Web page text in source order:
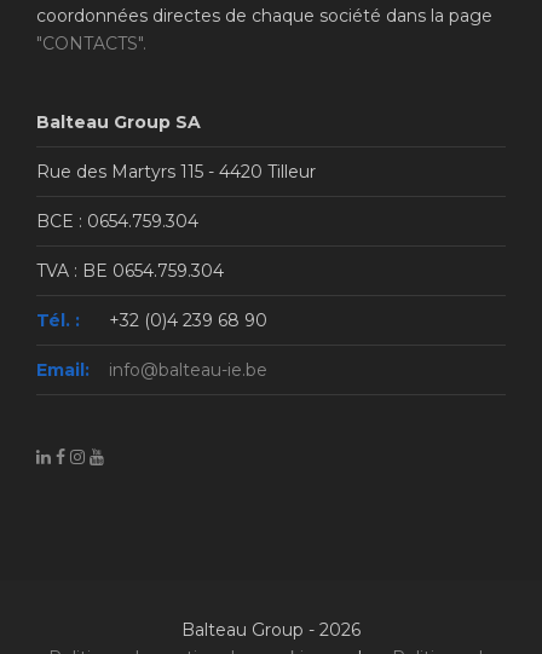
coordonnées directes de chaque société dans la page
"CONTACTS".
Balteau Group SA
Rue des Martyrs 115 - 4420 Tilleur
BCE : 0654.759.304
TVA : BE 0654.759.304
Tél. : +32 (0)4 239 68 90
Email: info@balteau-ie.be
Balteau Group - 2026